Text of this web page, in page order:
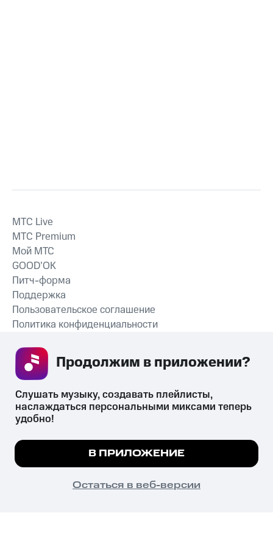
СКАЧАТЬ ПРИЛОЖЕНИЕ
MTС Live
MTС Premium
Мой МТС
GOOD’OK
Питч-форма
Поддержка
Пользовательское соглашение
Политика конфиденциальности
психотропных веществ, их аналогов причиняет вред здоровью,
их незаконный оборот запрещён и влечёт установленную
законодательством ответственность.
© 2026 ООО «КИОН».
Все права защищены
Мы используем куки, чтобы на сайте все
Подробнее
ПОНЯТНО
Слушать музыку, создавать плейлисты,
наслаждаться персональными миксами теперь
удобно!
В ПРИЛОЖЕНИЕ
Остаться в веб-версии